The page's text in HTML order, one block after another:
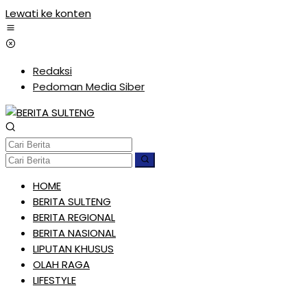
Lewati ke konten
Redaksi
Pedoman Media Siber
HOME
BERITA SULTENG
BERITA REGIONAL
BERITA NASIONAL
LIPUTAN KHUSUS
OLAH RAGA
LIFESTYLE